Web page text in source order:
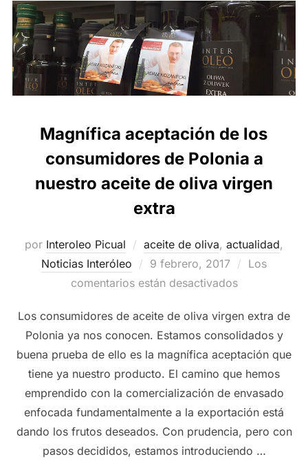
Magnífica aceptación de los
consumidores de Polonia a
nuestro aceite de oliva virgen
extra
por Interoleo Picual aceite de oliva, actualidad,
Noticias Interóleo
Publicado
el
9 febrero, 2017
Los
comentarios están desactivados
Los consumidores de aceite de oliva virgen extra de
Polonia ya nos conocen. Estamos consolidados y
buena prueba de ello es la magnífica aceptación que
tiene ya nuestro producto. El camino que hemos
emprendido con la comercialización de envasado
enfocada fundamentalmente a la exportación está
dando los frutos deseados. Con prudencia, pero con
pasos decididos, estamos introduciendo …